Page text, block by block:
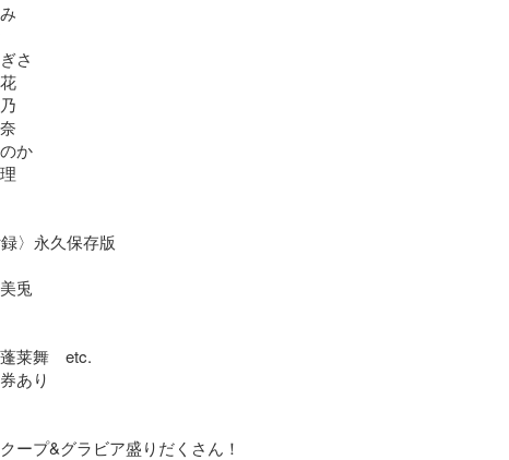
さ
か
〉永久保存版
兎
莱舞　etc.
あり
ープ&グラビア盛りだくさん！